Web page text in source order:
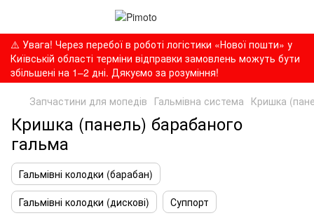
⚠️ Увага! Через перебої в роботі логістики «Нової пошти» у
Київській області терміни відправки замовлень можуть бути
збільшені на 1–2 дні. Дякуємо за розуміння!
Запчастини для мопедів Гальмівна система Кришка
Кришка (панель) барабаного
гальма
Гальмівні колодки (барабан)
Гальмівні колодки (дискові)
Суппорт